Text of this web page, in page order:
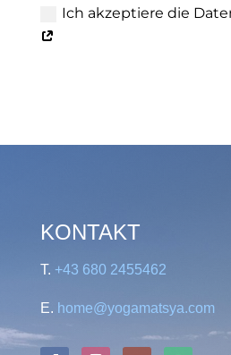
Ich akzeptiere die
KONTAKT
T. +43 680 2455462
E. home@yogamatsya.com